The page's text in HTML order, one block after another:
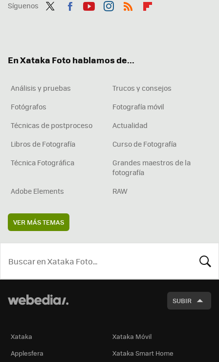
Síguenos
En Xataka Foto hablamos de...
Análisis y pruebas
Trucos y consejos
Fotógrafos
Fotografía móvil
Técnicas de postproceso
Actualidad
Libros de Fotografía
Curso de Fotografía
Técnica Fotográfica
Grandes maestros de la
fotografía
Adobe Elements
RAW
VER MÁS TEMAS
SUBIR
Xataka
Xataka Móvil
Applesfera
Xataka Smart Home